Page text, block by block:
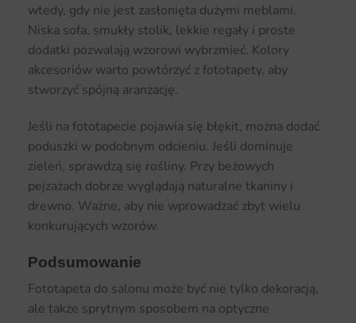
wtedy, gdy nie jest zasłonięta dużymi meblami.
Niska sofa, smukły stolik, lekkie regały i proste
dodatki pozwalają wzorowi wybrzmieć. Kolory
akcesoriów warto powtórzyć z fototapety, aby
stworzyć spójną aranżację.
Jeśli na fototapecie pojawia się błękit, można dodać
poduszki w podobnym odcieniu. Jeśli dominuje
zieleń, sprawdzą się rośliny. Przy beżowych
pejzażach dobrze wyglądają naturalne tkaniny i
drewno. Ważne, aby nie wprowadzać zbyt wielu
konkurujących wzorów.
Podsumowanie
Fototapeta do salonu może być nie tylko dekoracją,
ale także sprytnym sposobem na optyczne